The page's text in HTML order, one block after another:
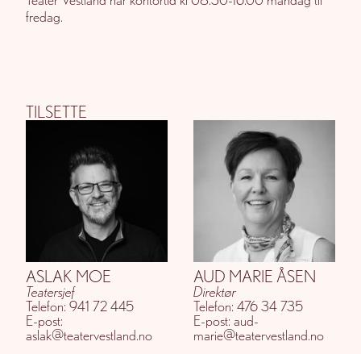
fredag.
TILSETTE
ASLAK MOE
Teatersjef
Telefon: 941 72 445
E-post:
aslak@teatervestland.no
AUD MARIE ÅSEN
Direktør
Telefon: 476 34 735
E-post: aud-
marie@teatervestland.no